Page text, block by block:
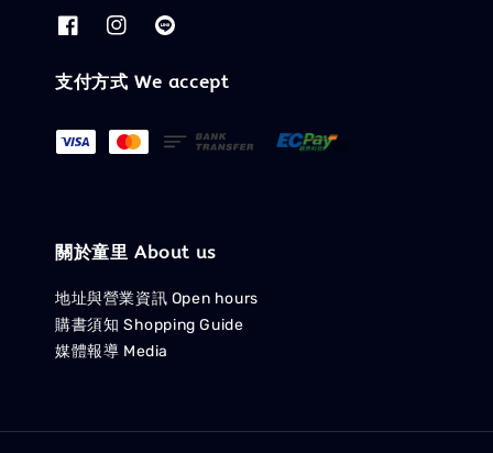
支付方式 We accept
關於童里 About us
地址與營業資訊 Open hours
購書須知 Shopping Guide
媒體報導 Media